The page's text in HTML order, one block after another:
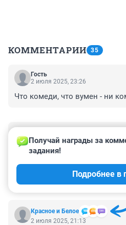
КОММЕНТАРИИ 35
Гость
2 июля 2025, 23:26
Что комеди, что вумен - ни
2 июля 2025, 22:54
«Людей мало, вода
Рассказываем, что
Красное и Белое
Получай награды за
задания!
Подробнее в
2 июля 2025, 21:13